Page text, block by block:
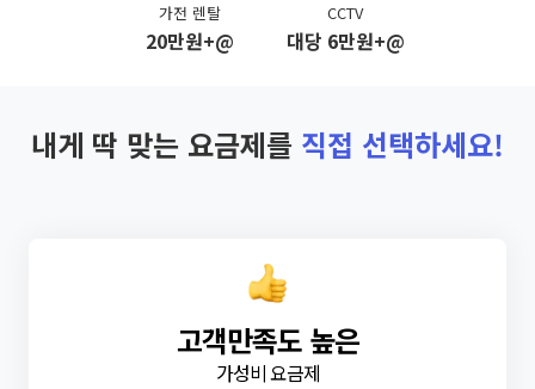
가전 렌탈
20만원+@
CCTV
대당 6만원+@
내게 딱 맞는 요금제를 직접 선택하세요!
고객만족도 높은
가성비 요금제